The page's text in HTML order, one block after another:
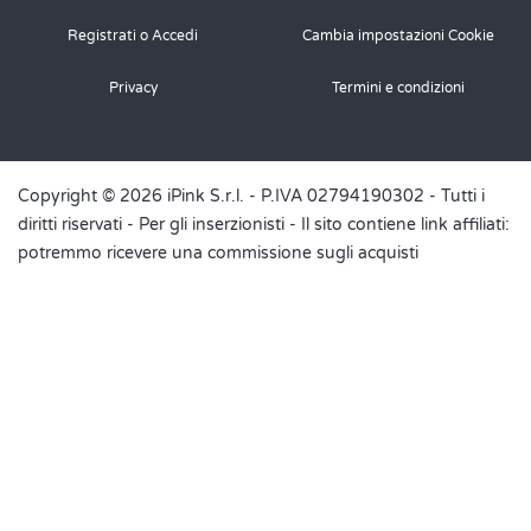
Registrati o Accedi Cambia impostazioni Cookie
Privacy Termini e condizioni
Copyright © 2026 iPink S.r.l. - P.IVA 02794190302 - Tutti i
diritti riservati - Per gli inserzionisti - Il sito contiene link affiliati:
potremmo ricevere una commissione sugli acquisti